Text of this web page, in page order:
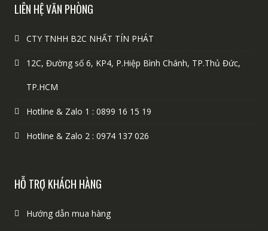
LIÊN HỆ VĂN PHÒNG
CTY TNHH B2C NHẤT TÍN PHÁT
12C, Đường số 6, KP4, P.Hiệp Bình Chánh, TP.Thủ Đức,
TP.HCM
Hotline & Zalo 1 : 0899 16 15 19
Hotline & Zalo 2 : 0974 137 026
HỖ TRỢ KHÁCH HÀNG
Hướng dẫn mua hàng